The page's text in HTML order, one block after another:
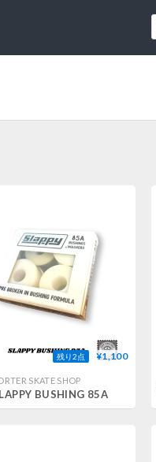
残り2点 ¥1,100
SKATE SHOP
BUSHING 85A